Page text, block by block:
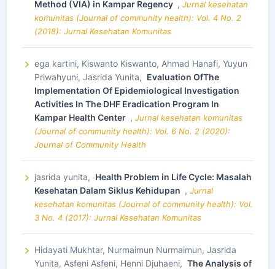
Method (VIA) in Kampar Regency , Jurnal kesehatan
komunitas (Journal of community health): Vol. 4 No. 2
(2018): Jurnal Kesehatan Komunitas
ega kartini, Kiswanto Kiswanto, Ahmad Hanafi, Yuyun
Priwahyuni, Jasrida Yunita, Evaluation OfThe
Implementation Of Epidemiological Investigation
Activities In The DHF Eradication Program In
Kampar Health Center , Jurnal kesehatan komunitas
(Journal of community health): Vol. 6 No. 2 (2020):
Journal of Community Health
jasrida yunita, Health Problem in Life Cycle: Masalah
Kesehatan Dalam Siklus Kehidupan , Jurnal
kesehatan komunitas (Journal of community health): Vol.
3 No. 4 (2017): Jurnal Kesehatan Komunitas
Hidayati Mukhtar, Nurmaimun Nurmaimun, Jasrida
Yunita, Asfeni Asfeni, Henni Djuhaeni, The Analysis of